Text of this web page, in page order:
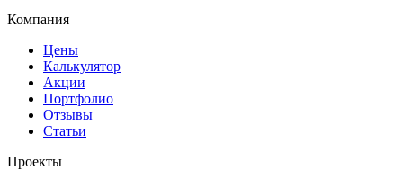
Компания
Цены
Калькулятор
Акции
Портфолио
Отзывы
Статьи
Проекты